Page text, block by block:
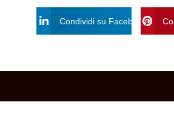
Condividi su Facebook